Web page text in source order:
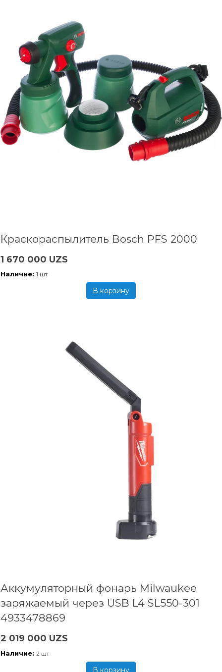
Краскораспылитель Bosch PFS 2000
1 670 000 UZS
Наличие: 1 шт
В корзину
Аккумуляторный фонарь Milwaukee
заряжаемый через USB L4 SL550-301
4933478869
2 019 000 UZS
Наличие: 2 шт
В корзину